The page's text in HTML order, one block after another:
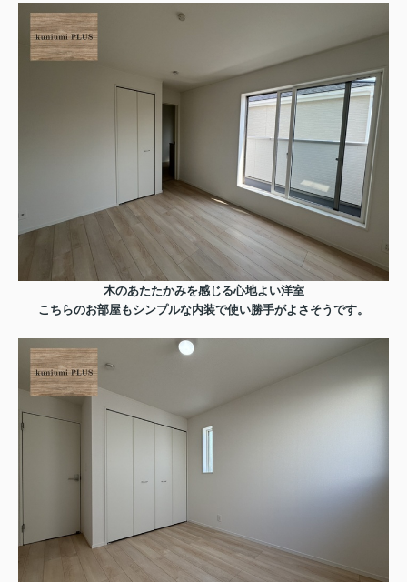
木のあたたかみを感じる心地よい洋室
こちらのお部屋もシンプルな内装で使い勝手がよさそうです。